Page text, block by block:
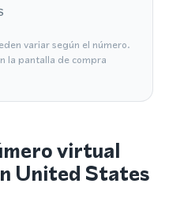
variar según el número.
la pantalla de compra
virtual
United States